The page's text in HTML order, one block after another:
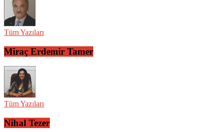
Tüm Yazıları
Miraç Erdemir Tamer
Tüm Yazıları
Nihal Tezer